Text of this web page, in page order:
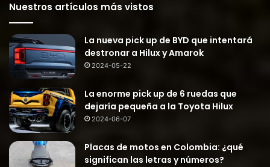
Nuestros artículos más vistos
La nueva pick up de BYD que intentará
destronar a Hilux y Amarok
2024-05-22
La enorme pick up de 6 ruedas que
dejaría pequeña a la Toyota Hilux
2024-06-07
Placas de motos en Colombia: ¿qué
significan las letras y números?